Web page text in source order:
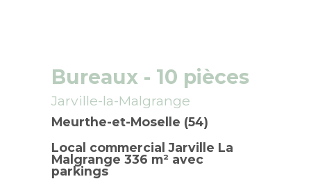
Bureaux - 10 pièces
Jarville-la-Malgrange
Meurthe-et-Moselle (54)
Local commercial Jarville La
Malgrange 336 m² avec
parkings